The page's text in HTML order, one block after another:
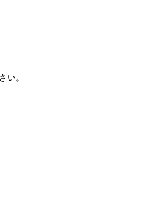
い。